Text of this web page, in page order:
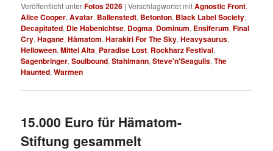
Veröffentlicht unterFotos 2026 |Verschlagwortet mitAgnostic Front,
Alice Cooper,Avatar, Ballenstedt, Betonton, Black Label Society,
Decapitated, Die Habenichtse, Dogma, Dominum, Ensiferum,Final
Cry,Hagane,Hämatom,Harakiri For The Sky,Heavysaurus,
Helloween,Mittel Alta, Paradise Lost, Rockharz Festival,
Sagenbringer,Soulbound,Stahlmann,Steve'n'Seagulls,The
Haunted,Warmen
15.000 Euro für Hämatom-
Stiftung gesammelt